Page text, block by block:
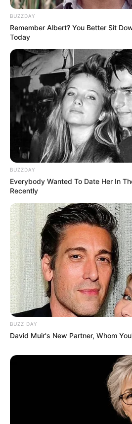
Akting
9/10
Musik
Alamat email Anda tidak akan dipublikasikan.
Rating
Pemain
Akting
Musik
BUZZDAY
Remember Albert? You Better Sit
Today
BUZZDAY
Everybody Wanted To Date Her In
Recently
BUZZ DAY
David Muir's New Partner, Whom